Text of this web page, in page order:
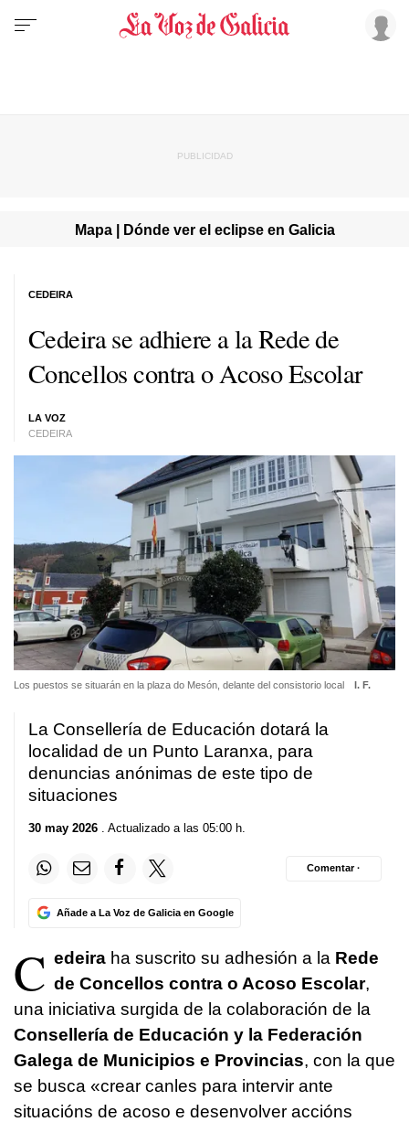
Mapa | Dónde ver el eclipse en Galicia
Cedeira se adhiere a laRede de
Concellos contra o Acoso Escolar
LA VOZ
CEDEIRA
CEDEIRA
Los puestos se situarán en la plaza do Mesón, delante del consistorio local I. F.
La Consellería de Educación dotará la
localidad de un Punto Laranxa, para
denuncias anónimas de este tipo de
situaciones
30 may 2026 . Actualizado a las 05:00 h.
Añade a La Voz de Galicia en Google
Comentar ·
C edeira ha suscrito su adhesión a la Rede
de Concellos contra o Acoso Escolar,
una iniciativa surgida de la colaboración de la
Consellería de Educación y la Federación
Galega de Municipios e Provincias, con la que
se busca «crear canles para intervir ante
situacións de acoso e desenvolver accións